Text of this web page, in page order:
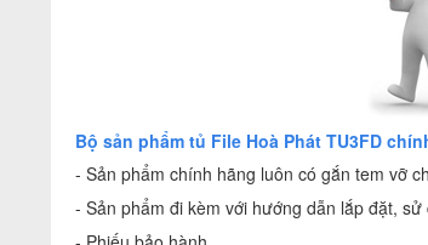
Bộ sản phẩm tủ File Hoà Phát TU3FD
- Sản phẩm chính hãng luôn có gắn tem vỡ
- Sản phẩm đi kèm với hướng dẫn lắp đặt, sử